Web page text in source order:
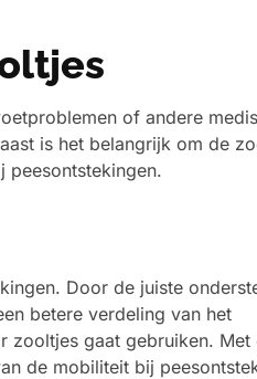
of andere
is het belangrijk om de
peesontstekingen.
Door de juiste
betere verdeling van het
zooltjes gaat gebruiken. Met
de mobiliteit bij